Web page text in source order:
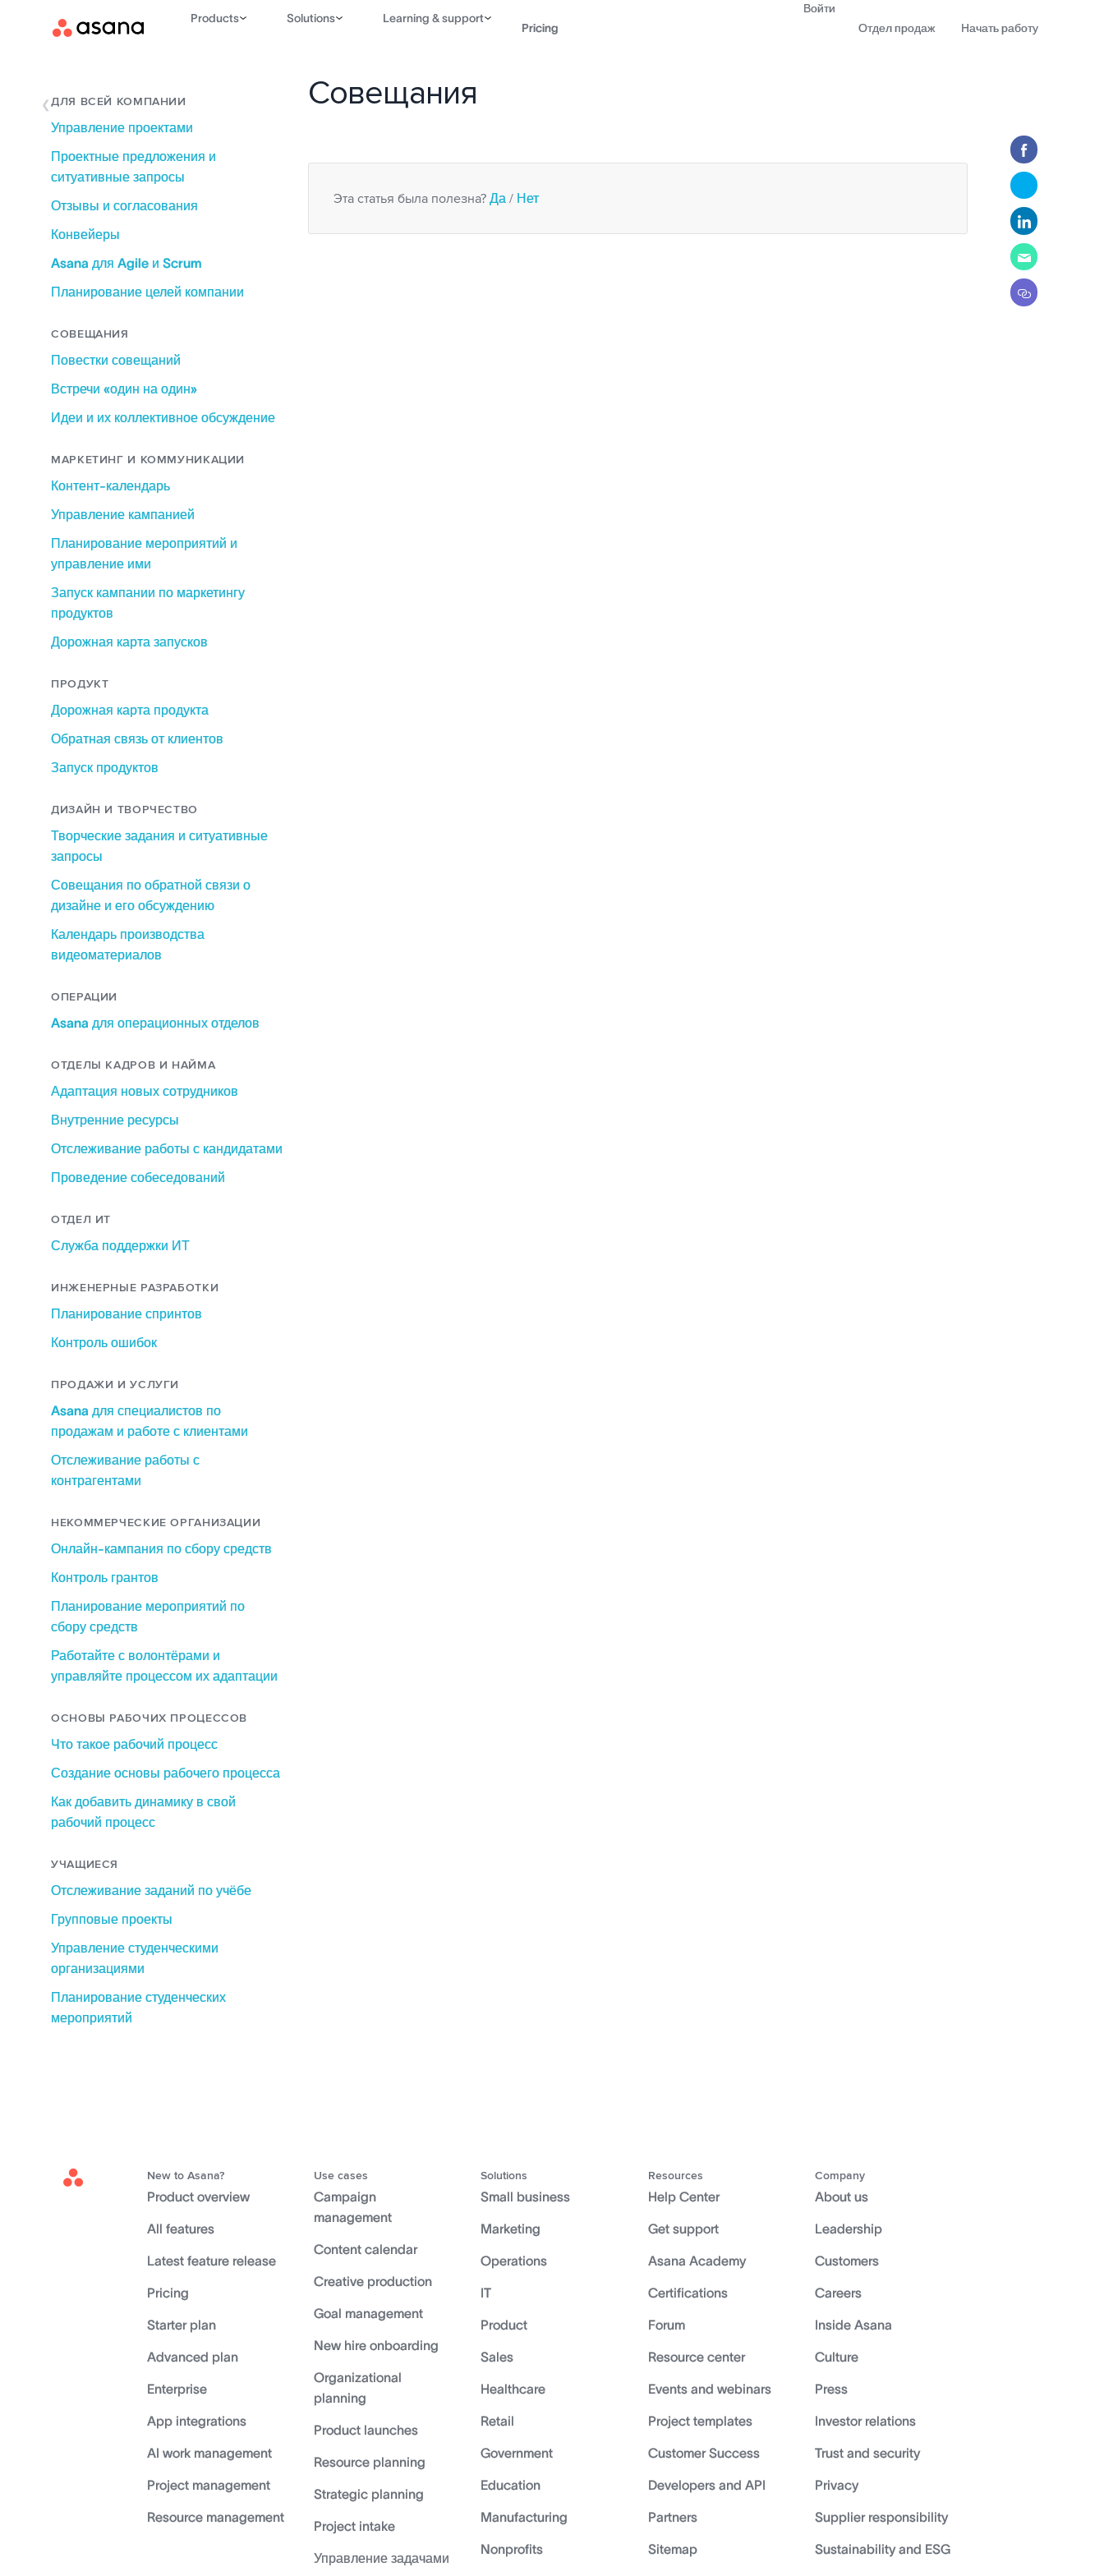
Products Solutions Learning & support
Pricing
Войти
Отдел продаж
Начать работу
ДЛЯ ВСЕЙ КОМПАНИИ
Управление проектами
Проектные предложения и
ситуативные запросы
Отзывы и согласования
Конвейеры
Asana для Agile и Scrum
Планирование целей компании
СОВЕЩАНИЯ
Повестки совещаний
Встречи «один на один»
Идеи и их коллективное обсуждение
МАРКЕТИНГ И КОММУНИКАЦИИ
Контент-календарь
Управление кампанией
Планирование мероприятий и
управление ими
Запуск кампании по маркетингу
продуктов
Дорожная карта запусков
ПРОДУКТ
Дорожная карта продукта
Обратная связь от клиентов
Запуск продуктов
ДИЗАЙН И ТВОРЧЕСТВО
Творческие задания и ситуативные
запросы
Совещания по обратной связи о
дизайне и его обсуждению
Календарь производства
видеоматериалов
ОПЕРАЦИИ
Asana для операционных отделов
ОТДЕЛЫ КАДРОВ И НАЙМА
Адаптация новых сотрудников
Внутренние ресурсы
Отслеживание работы с кандидатами
Проведение собеседований
ОТДЕЛ ИТ
Служба поддержки ИТ
ИНЖЕНЕРНЫЕ РАЗРАБОТКИ
Планирование спринтов
Контроль ошибок
ПРОДАЖИ И УСЛУГИ
Asana для специалистов по
продажам и работе с клиентами
Отслеживание работы с
контрагентами
НЕКОММЕРЧЕСКИЕ ОРГАНИЗАЦИИ
Онлайн-кампания по сбору средств
Контроль грантов
Планирование мероприятий по
сбору средств
Работайте с волонтёрами и
управляйте процессом их адаптации
ОСНОВЫ РАБОЧИХ ПРОЦЕССОВ
Что такое рабочий процесс
Создание основы рабочего процесса
Как добавить динамику в свой
рабочий процесс
УЧАЩИЕСЯ
Отслеживание заданий по учёбе
Групповые проекты
Управление студенческими
организациями
Планирование студенческих
мероприятий
Совещания
Эта статья была полезна? Да / Нет
Asana
New to Asana?
Product overview
All features
Latest feature release
Pricing
Starter plan
Advanced plan
Enterprise
App integrations
AI work management
Project management
Resource management
Use cases
Campaign
management
Content calendar
Creative production
Goal management
New hire onboarding
Organizational
planning
Product launches
Resource planning
Strategic planning
Project intake
Управление задачами
Solutions
Small business
Marketing
Operations
IT
Product
Sales
Healthcare
Retail
Government
Education
Manufacturing
Nonprofits
Resources
Help Center
Get support
Asana Academy
Certifications
Forum
Resource center
Events and webinars
Project templates
Customer Success
Developers and API
Partners
Sitemap
Company
About us
Leadership
Customers
Careers
Inside Asana
Culture
Press
Investor relations
Trust and security
Privacy
Supplier responsibility
Sustainability and ESG